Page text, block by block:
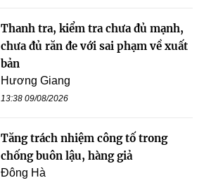
Thanh tra, kiểm tra chưa đủ mạnh,
chưa đủ răn đe với sai phạm về xuất
bản
Hương Giang
13:38 09/08/2026
Tăng trách nhiệm công tố trong
chống buôn lậu, hàng giả
Đông Hà